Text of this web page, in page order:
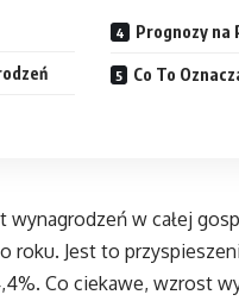
Prognozy na
Co To
wynagrodzeń w całej
roku. Jest to
Co ciekawe, wzrost